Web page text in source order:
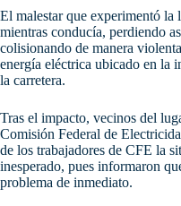
El malestar que experimentó
mientras conducía, perdiendo
colisionando de manera
energía eléctrica ubicado en la
la carretera.
Tras el impacto, vecinos del
Comisión Federal de
de los trabajadores de CFE la
inesperado, pues informaron
problema de inmediato.